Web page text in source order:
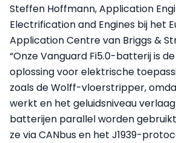
Steffen Hoffmann, Application
Electrification and Engines bij het
Application Centre van Briggs &
“Onze Vanguard Fi5.0-batterij is
oplossing voor elektrische
zoals de Wolff-vloerstripper,
werkt en het geluidsniveau
batterijen parallel worden
ze via CANbus en het J1939-